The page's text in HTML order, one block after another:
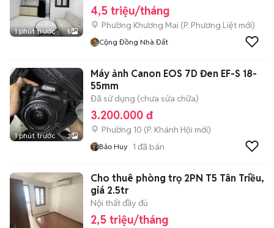
1 phút trước 5
4,5 triệu/tháng
Phường Khương Mai (P. Phương Liệt mới)
Cộng Đồng Nhà Đất
1 phút trước 3
Máy ảnh Canon EOS 7D Đen EF-S 18-
55mm
Đã sử dụng (chưa sửa chữa)
3.200.000 đ
Phường 10 (P. Khánh Hội mới)
Bảo Huy 1 đã bán
Cho thuê phòng trọ 2PN T5 Tân Triều,
giá 2.5tr
Nội thất đầy đủ
2,5 triệu/tháng